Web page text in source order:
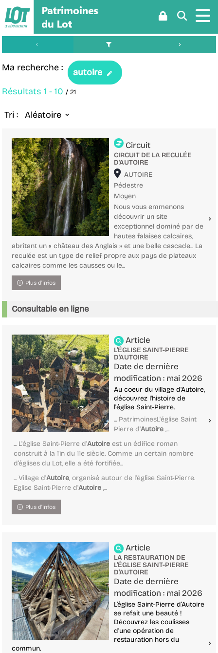
Aller
au
menu
Aller
au
contenu
Aller
la
Ma recherche :
autoire
Résultats 1 - 10 / 21
Tri : Aléatoire
Circuit
CIRCUIT DE LA RECULÉE
D'AUTOIRE
Localisation
AUTOIRE
Pédestre
Moyen
Nous vous emmenons
découvrir un site
exceptionnel dominé par de
hautes falaises calcaires,
abritant un « château des Anglais » et une belle cascade... La
reculée est un type de relief propre aux pays de plateaux
calcaires comme les causses ou le...
Plus d'infos
Consultable en ligne
Article
L'ÉGLISE SAINT-PIERRE
D'AUTOIRE
Date de dernière
modification : mai 2026
Au coeur du village d'Autoire,
découvrez l'histoire de
l'église Saint-Pierre.
... PatrimoinesL'église Saint
Pierre d'Autoire ,...
... L'église Saint-Pierre d'Autoire est un édifice roman
construit à la fin du 11e siècle. Comme un certain nombre
d’églises du Lot, elle a été fortifiée...
... Village d'Autoire, organisé autour de l'église Saint-Pierre.
Eglise Saint-Pierre d'Autoire ,...
Plus d'infos
Article
LA RESTAURATION DE
L'ÉGLISE SAINT-PIERRE
D'AUTOIRE
Date de dernière
modification : mai 2026
L’église Saint-Pierre d’Autoire
se refait une beauté !
Découvrez les coulisses
d'une opération de
restauration hors du
commun.